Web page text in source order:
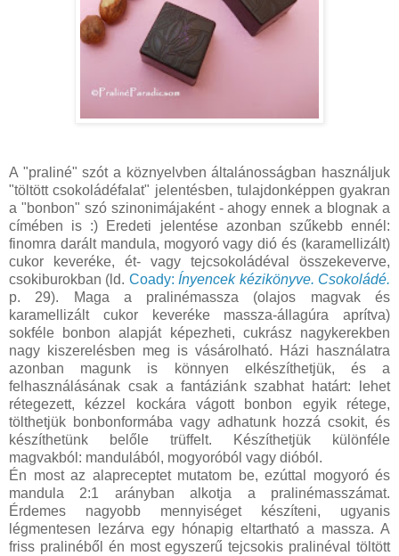
A "praliné" szót a köznyelvben általánosságban használjuk
"töltött csokoládéfalat" jelentésben, tulajdonképpen gyakran
a "bonbon" szó szinonimájaként - ahogy ennek a blognak a
címében is :) Eredeti jelentése azonban szűkebb ennél:
finomra darált mandula, mogyoró vagy dió és (karamellizált)
cukor keveréke, ét- vagy tejcsokoládéval összekeverve,
csokiburokban (ld. Coady: Ínyencek kézikönyve. Csokoládé.
p. 29). Maga a pralinémassza (olajos magvak és
karamellizált cukor keveréke massza-állagúra aprítva)
sokféle bonbon alapját képezheti, cukrász nagykerekben
nagy kiszerelésben meg is vásárolható. Házi használatra
azonban magunk is könnyen elkészíthetjük, és a
felhasználásának csak a fantáziánk szabhat határt: lehet
rétegezett, kézzel kockára vágott bonbon egyik rétege,
tölthetjük bonbonformába vagy adhatunk hozzá csokit, és
készíthetünk belőle trüffelt. Készíthetjük különféle
magvakból: mandulából, mogyoróból vagy dióból.
Én most az alapreceptet mutatom be, ezúttal mogyoró és
mandula 2:1 arányban alkotja a pralinémasszámat.
Érdemes nagyobb mennyiséget készíteni, ugyanis
légmentesen lezárva egy hónapig eltartható a massza. A
friss pralinéből én most egyszerű tejcsokis pralinéval töltött